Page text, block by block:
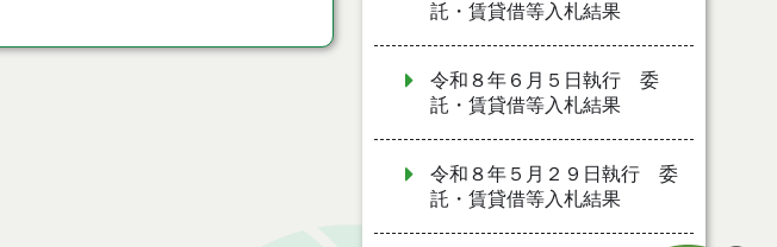
託・賃貸借等入札結果
令和８年６月５日執行 委
託・賃貸借等入札結果
令和８年５月２９日執行 委
託・賃貸借等入札結果